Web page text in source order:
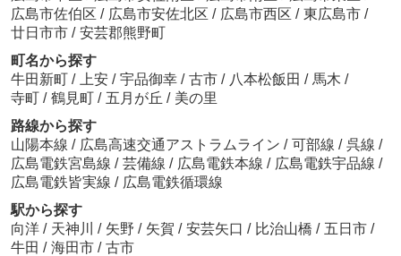
広島市佐伯区 / 広島市安佐北区 / 広島市西区 / 東広島市 /
廿日市市 / 安芸郡熊野町
町名から探す
牛田新町 / 上安 / 宇品御幸 / 古市 / 八本松飯田 / 馬木 /
寺町 / 鶴見町 / 五月が丘 / 美の里
路線から探す
山陽本線 / 広島高速交通アストラムライン / 可部線 / 呉線 /
広島電鉄宮島線 / 芸備線 / 広島電鉄本線 / 広島電鉄宇品線 /
広島電鉄皆実線 / 広島電鉄循環線
駅から探す
向洋 / 天神川 / 矢野 / 矢賀 / 安芸矢口 / 比治山橋 / 五日市 /
牛田 / 海田市 / 古市